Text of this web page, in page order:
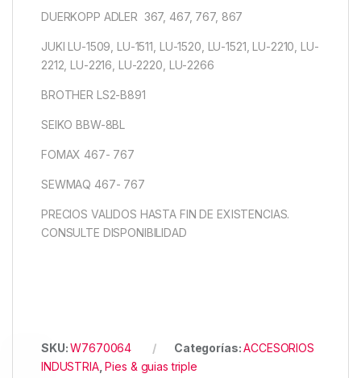
DUERKOPP ADLER 367, 467, 767, 867
JUKI LU-1509, LU-1511, LU-1520, LU-1521, LU-2210, LU-
2212, LU-2216, LU-2220, LU-2266
BROTHER LS2-B891
SEIKO BBW-8BL
FOMAX 467- 767
SEWMAQ 467- 767
PRECIOS VALIDOS HASTA FIN DE EXISTENCIAS.
CONSULTE DISPONIBILIDAD
SKU:W7670064 Categorías:ACCESORIOS
INDUSTRIA,Pies & guias triple